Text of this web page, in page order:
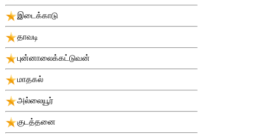
இடைக்காடு
தாவடி
புன்னாலைக்கட்டுவன்
மாதகல்
அல்லையூர்
குடத்தனை